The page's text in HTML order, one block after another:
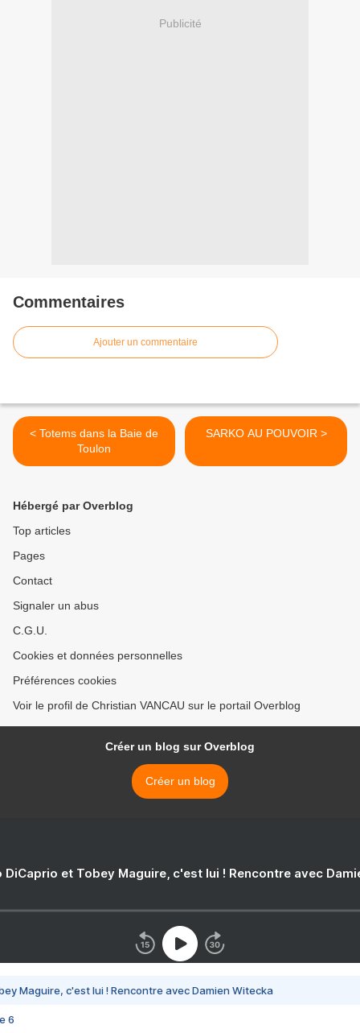
Publicité
Commentaires
Ajouter un commentaire
< Totems dans la Baie de
Toulon
SARKO AU POUVOIR >
Hébergé par Overblog
Top articles
Pages
Contact
Signaler un abus
C.G.U.
Cookies et données personnelles
Préférences cookies
Voir le profil de Christian VANCAU sur le portail Overblog
Créer un blog sur Overblog
Créer un blog
DiCaprio et Tobey Maguire, c'est lui ! Rencontre avec
Maguire, c'est lui ! Rencontre avec Damien Witecka
6